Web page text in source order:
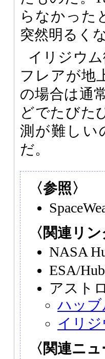
らなかった
突然明るく
イリジウ
フレアが地
の場合は通
どでたびた
測が難しい
だ。
〈参照〉
〈関連リン
NASA
ESA/
アスト
ハッブ
イリ
〈関連ニュ